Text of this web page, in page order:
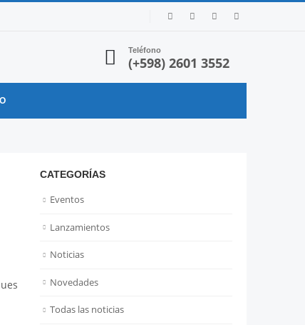
Teléfono
(+598) 2601 3552
CATEGORÍAS
Eventos
Lanzamientos
Noticias
Novedades
Todas las noticias